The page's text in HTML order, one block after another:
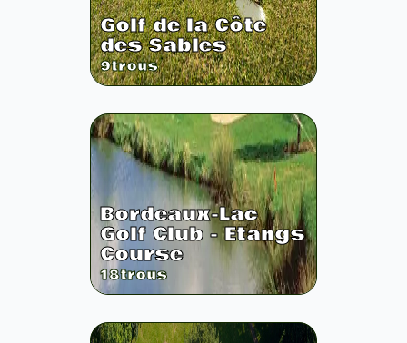
Golf de la Côte
des Sables
9trous
Bordeaux-Lac
Golf Club - Etangs
Course
18trous